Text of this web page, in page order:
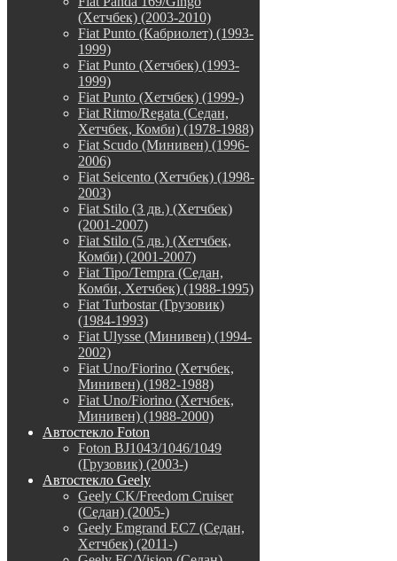
(Хетчбек) (2003-2010)
Fiat Punto (Кабриолет) (1993-
1999)
Fiat Punto (Хетчбек) (1993-
1999)
Fiat Punto (Хетчбек) (1999-)
Fiat Ritmo/Regata (Седан,
Хетчбек, Комби) (1978-1988)
Fiat Scudo (Минивен) (1996-
2006)
Fiat Seicento (Хетчбек) (1998-
2003)
Fiat Stilo (3 дв.) (Хетчбек)
(2001-2007)
Fiat Stilo (5 дв.) (Хетчбек,
Комби) (2001-2007)
Fiat Tipo/Tempra (Седан,
Комби, Хетчбек) (1988-1995)
Fiat Turbostar (Грузовик)
(1984-1993)
Fiat Ulysse (Минивен) (1994-
2002)
Fiat Uno/Fiorino (Хетчбек,
Минивен) (1982-1988)
Fiat Uno/Fiorino (Хетчбек,
Минивен) (1988-2000)
Автостекло Foton
Foton BJ1043/1046/1049
(Грузовик) (2003-)
Автостекло Geely
Geely CK/Freedom Cruiser
(Седан) (2005-)
Geely Emgrand EC7 (Седан,
Хетчбек) (2011-)